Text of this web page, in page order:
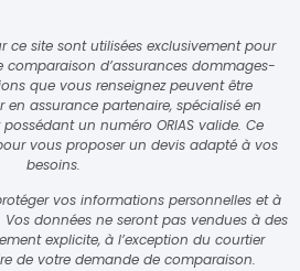
ce site sont utilisées exclusivement pour
comparaison d’assurances dommages-
que vous renseignez peuvent être
assurance partenaire, spécialisé en
un numéro ORIAS valide. Ce
vous proposer un devis adapté à vos
besoins.
vos informations personnelles et à
données ne seront pas vendues à des
explicite, à l’exception du courtier
de votre demande de comparaison.